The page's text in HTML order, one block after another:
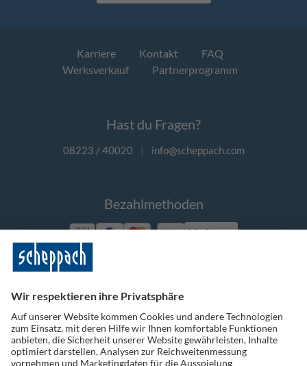
Karriere Kontakt
FAQ
Werksverkauf
Partnerprogramm
Hast du Fragen?
08223 / 40020 | info@scheppach.com
Bezahlmethoden
Vorkasse
Folge uns auf Social Media